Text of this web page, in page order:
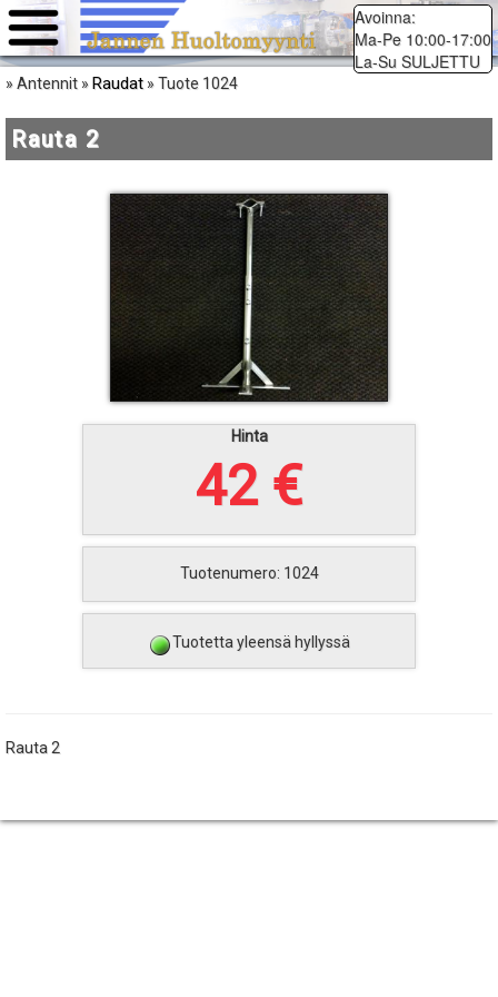
Avoinna:
Ma-Pe 10:00-17:00
La-Su SULJETTU
» Antennit »Raudat » Tuote 1024
Rauta 2
Hinta
42 €
Tuotenumero: 1024
Tuotetta yleensä hyllyssä
Rauta 2